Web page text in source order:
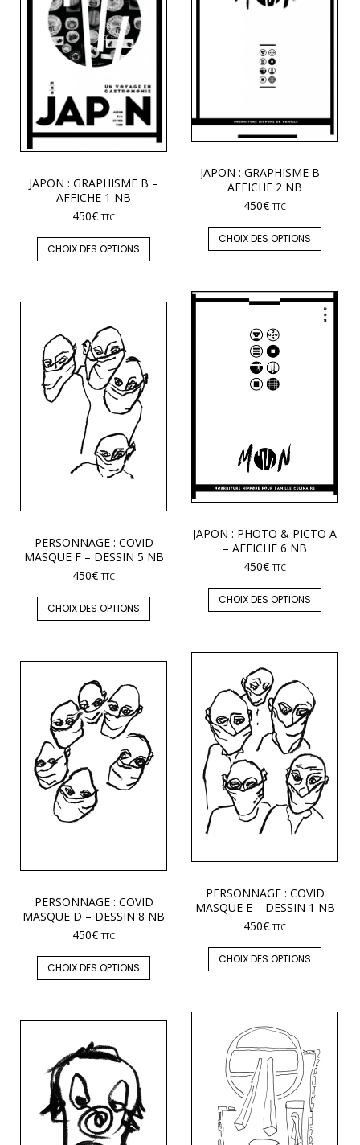
JAPON : GRAPHISME B –
AFFICHE 2 NB
450€ TTC
CHOIX DES OPTIONS
JAPON : GRAPHISME B –
AFFICHE 1 NB
450€ TTC
CHOIX DES OPTIONS
JAPON : PHOTO & PICTO A
– AFFICHE 6 NB
450€ TTC
CHOIX DES OPTIONS
PERSONNAGE : COVID
MASQUE F – DESSIN 5 NB
450€ TTC
CHOIX DES OPTIONS
PERSONNAGE : COVID
MASQUE E – DESSIN 1 NB
450€ TTC
CHOIX DES OPTIONS
PERSONNAGE : COVID
MASQUE D – DESSIN 8 NB
450€ TTC
CHOIX DES OPTIONS